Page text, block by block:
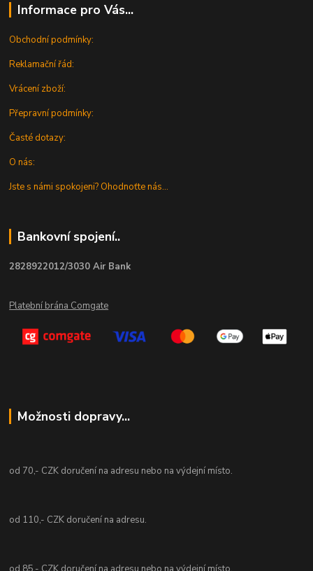
Informace pro Vás...
Obchodní podmínky:
Reklamační řád:
Vrácení zboží:
Přepravní podmínky:
Časté dotazy:
O nás:
Jste s námi spokojeni? Ohodnoťte nás...
Bankovní spojení..
2828922012/3030 Air Bank
Platební brána Comgate
Možnosti dopravy...
od 70,- CZK doručení na adresu nebo na výdejní místo.
od 110,- CZK doručení na adresu.